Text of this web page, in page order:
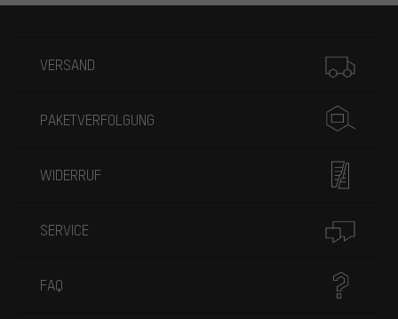
VERSAND
PAKETVERFOLGUNG
WIDERRUF
SERVICE
FAQ